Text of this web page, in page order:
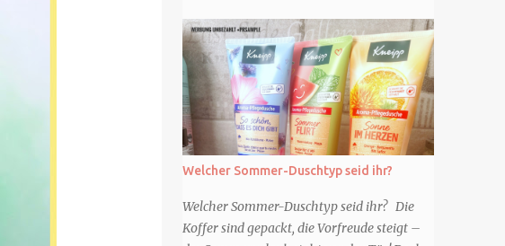
Welcher Sommer-Duschtyp seid ihr?
Welcher Sommer-Duschtyp seid ihr? Die
Koffer sind gepackt, die Vorfreude steigt –